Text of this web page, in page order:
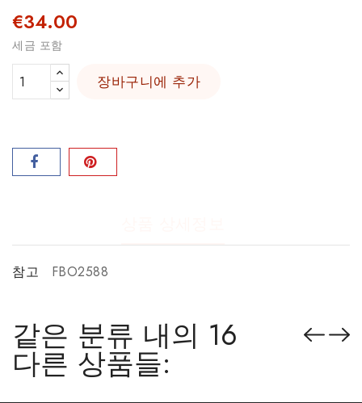
€34.00
세금 포함
장바구니에 추가
참고 FBO2588
같은 분류 내의 16
다른 상품들: